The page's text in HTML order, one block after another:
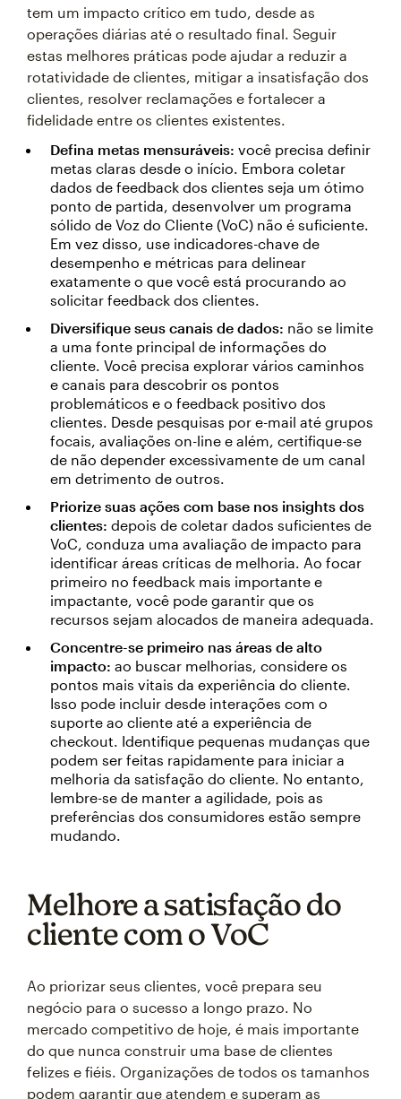
tem um impacto crítico em tudo, desde as
operações diárias até o resultado final. Seguir
estas melhores práticas pode ajudar a reduzir a
rotatividade de clientes, mitigar a insatisfação dos
clientes, resolver reclamações e fortalecer a
fidelidade entre os clientes existentes.
Defina metas mensuráveis: você precisa definir
metas claras desde o início. Embora coletar
dados de feedback dos clientes seja um ótimo
ponto de partida, desenvolver um programa
sólido de Voz do Cliente (VoC) não é suficiente.
Em vez disso, use indicadores-chave de
desempenho e métricas para delinear
exatamente o que você está procurando ao
solicitar feedback dos clientes.
Diversifique seus canais de dados: não se limite
a uma fonte principal de informações do
cliente. Você precisa explorar vários caminhos
e canais para descobrir os pontos
problemáticos e o feedback positivo dos
clientes. Desde pesquisas por e-mail até grupos
focais, avaliações on-line e além, certifique-se
de não depender excessivamente de um canal
em detrimento de outros.
Priorize suas ações com base nos insights dos
clientes: depois de coletar dados suficientes de
VoC, conduza uma avaliação de impacto para
identificar áreas críticas de melhoria. Ao focar
primeiro no feedback mais importante e
impactante, você pode garantir que os
recursos sejam alocados de maneira adequada.
Concentre-se primeiro nas áreas de alto
impacto: ao buscar melhorias, considere os
pontos mais vitais da experiência do cliente.
Isso pode incluir desde interações com o
suporte ao cliente até a experiência de
checkout. Identifique pequenas mudanças que
podem ser feitas rapidamente para iniciar a
melhoria da satisfação do cliente. No entanto,
lembre-se de manter a agilidade, pois as
preferências dos consumidores estão sempre
mudando.
Melhore a satisfação do
cliente com o VoC
Ao priorizar seus clientes, você prepara seu
negócio para o sucesso a longo prazo. No
mercado competitivo de hoje, é mais importante
do que nunca construir uma base de clientes
felizes e fiéis. Organizações de todos os tamanhos
podem garantir que atendem e superam as